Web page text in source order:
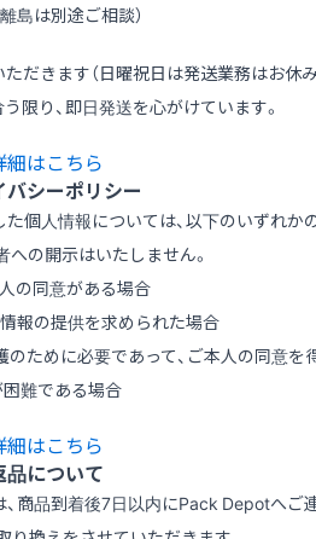
離島は別途ご相談）
だきます（日曜祝日は発送業務はお休
限り、即日発送を心がけています。
細はこちら
バシーポリシー
個人情報については、以下のいずれか
への開示はいたしません。
の同意がある場合
報の提供を求められた場合
ために必要であって、ご本人の同意を
難である場合
細はこちら
品について
商品到着後7日以内にPack Depotへご